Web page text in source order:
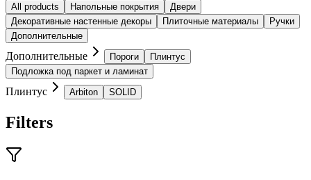
All products
Напольные покрытия
Двери
Декоративные настенные декоры
Плиточные материалы
Ручки
Дополнительные
Дополнительные Пороги
Плинтус
Подложка под паркет и ламинат
Плинтус Arbiton SOLID
Filters